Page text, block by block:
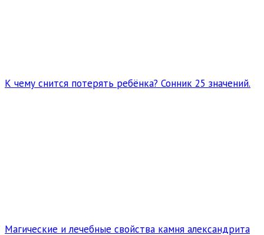
К чему снится потерять ребёнка? Сонник 25 значений.
Магические и лечебные свойства камня александрита